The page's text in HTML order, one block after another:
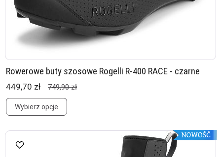
Rowerowe buty szosowe Rogelli R-400 RACE - czarne
449,70 zł 749,90 zł
Wybierz opcje